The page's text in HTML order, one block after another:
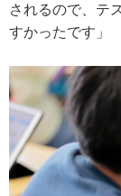
されるので、テ
すかったです」